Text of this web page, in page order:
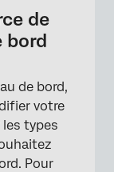
de
bord
de bord,
votre
les types
Pour